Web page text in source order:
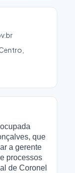
que
a gerente
processos
de Coronel